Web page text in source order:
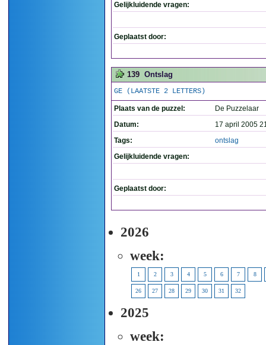
Gelijkluidende vragen:
Geplaatst door:
139 Ontslag
GE (LAATSTE 2 LETTERS)
Plaats van de puzzel:
De Puzzelaar
Datum:
17 april 2005
Tags:
ontslag
Gelijkluidende vragen:
Geplaatst door:
2026
week:
1 2 3 4 5 6 7 8
26 27 28 29 30 31 32
2025
week: